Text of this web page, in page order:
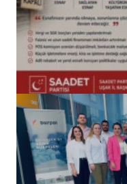
(başlıksız)
Alaattin Karahan tarafından